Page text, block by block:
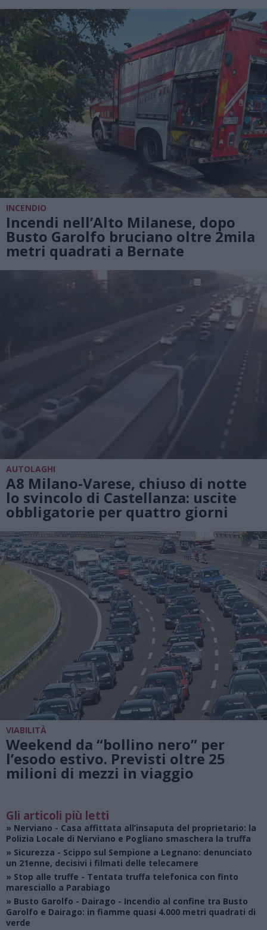
INCENDIO
Incendi nell’Alto Milanese, dopo
Busto Garolfo bruciano oltre 2mila
metri quadrati a Bernate
AUTOLAGHI
A8 Milano-Varese, chiuso di notte
lo svincolo di Castellanza: uscite
obbligatorie per quattro giorni
VIABILITÀ
Weekend da “bollino nero” per
l’esodo estivo. Previsti oltre 25
milioni di mezzi in viaggio
Gli articoli più letti
» Nerviano - Casa affittata all’insaputa del proprietario: la
Polizia Locale di Nerviano e Pogliano smaschera la truffa
» Sicurezza - Scippo sul Sempione a Legnano: denunciato
un 21enne, decisivi i filmati delle telecamere
» Stop alle truffe - Tentata truffa telefonica con finto
maresciallo a Parabiago
» Busto Garolfo - Dairago - Incendio al confine tra Busto
Garolfo e Dairago: in fiamme quasi 4.000 metri quadrati di
verde